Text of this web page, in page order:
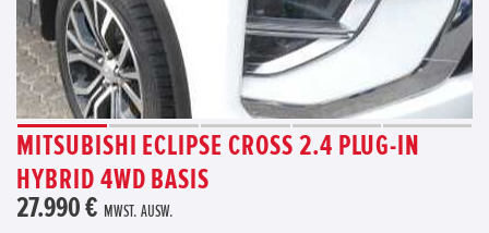
MITSUBISHI ECLIPSE CROSS 2.4 PLUG-IN
HYBRID 4WD BASIS
27.990 € MWST. AUSW.